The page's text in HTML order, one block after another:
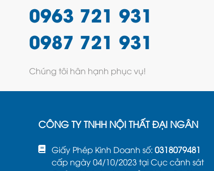
0963 721 931
0987 721 931
Chúng tôi hân hạnh phục vụ!
CÔNG TY TNHH NỘI THẤT ĐẠI NGÂN
Giấy Phép Kinh Doanh số: 0318079481
cấp ngày 04/10/2023 tại Cục cảnh sát